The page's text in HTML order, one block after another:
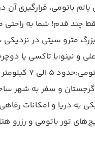
باتومی، قرارگیری
چند قدم! شما به
بزرگ مترو سیتی در
تاکسی یا دوچرخه‌های ساحلی تنها ۱۰
از ۱۰ دقیقه با ماشین).
گرجستان و سفر به
به دریا و امکانات
تور باتومی و رزرو